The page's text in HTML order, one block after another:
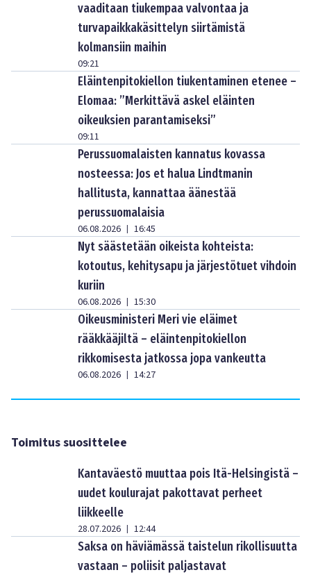
vaaditaan tiukempaa valvontaa ja
turvapaikkakäsittelyn siirtämistä
kolmansiin maihin
09:21
Eläintenpitokiellon tiukentaminen etenee –
Elomaa: ”Merkittävä askel eläinten
oikeuksien parantamiseksi”
09:11
Perussuomalaisten kannatus kovassa
nosteessa: Jos et halua Lindtmanin
hallitusta, kannattaa äänestää
perussuomalaisia
06.08.2026 | 16:45
Nyt säästetään oikeista kohteista:
kotoutus, kehitysapu ja järjestötuet vihdoin
kuriin
06.08.2026 | 15:30
Oikeusministeri Meri vie eläimet
rääkkääjiltä – eläintenpitokiellon
rikkomisesta jatkossa jopa vankeutta
06.08.2026 | 14:27
Toimitus suosittelee
Kantaväestö muuttaa pois Itä-Helsingistä –
uudet koulurajat pakottavat perheet
liikkeelle
28.07.2026 | 12:44
Saksa on häviämässä taistelun rikollisuutta
vastaan – poliisit paljastavat